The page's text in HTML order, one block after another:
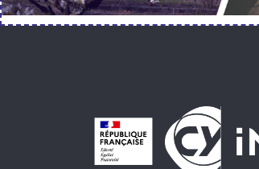
Pied de page